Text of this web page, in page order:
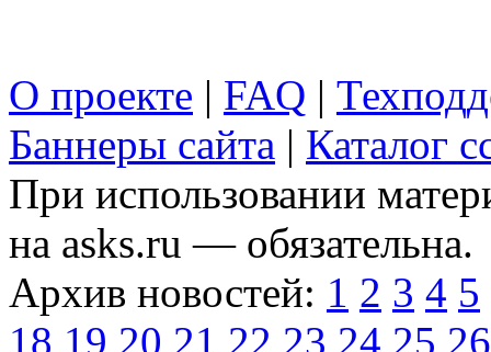
О проекте | FAQ |
Баннеры сайта | Каталог
При использовании
на asks.ru — обязательна.
Архив новостей: 1 2 3 4 5
18 19 20 21 22 23 24 25 26